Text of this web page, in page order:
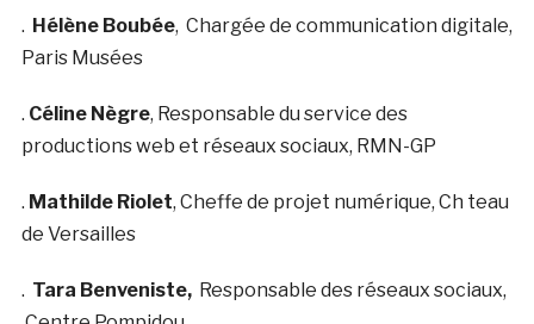
. Hélène Boubée, Chargée de communication digitale,
Paris Musées
. Céline Nègre, Responsable du service des
productions web et réseaux sociaux, RMN-GP
. Mathilde Riolet, Cheffe de projet numérique, Ch teau
de Versailles
. Tara Benveniste, Responsable des réseaux sociaux,